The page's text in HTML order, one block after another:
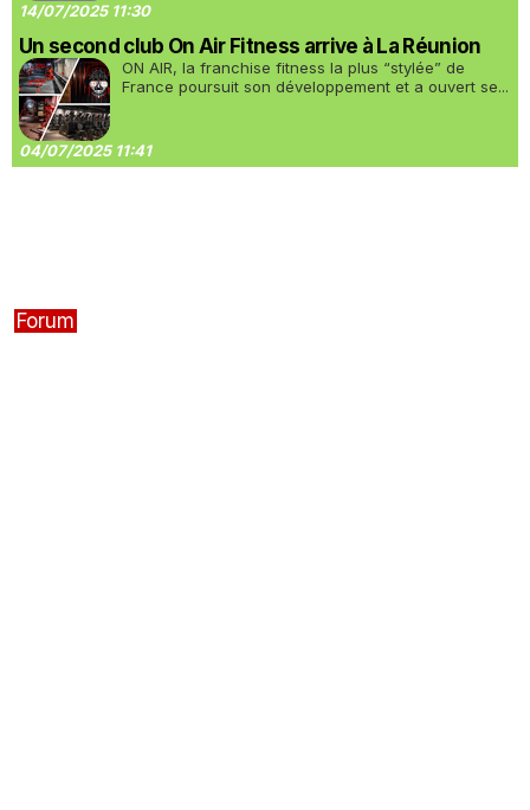
14/07/2025 11:30
Un second club On Air Fitness arrive à La Réunion
ON AIR, la franchise fitness la plus “stylée” de
France poursuit son développement et a ouvert se...
04/07/2025 11:41
Forum